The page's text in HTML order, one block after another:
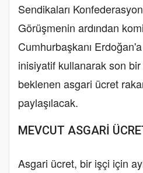
Sendikaları
Görüşmenin ardından
Cumhurbaşkanı
inisiyatif kullanarak son
beklenen asgari ücret
paylaşılacak.
MEVCUT ASGARİ
Asgari ücret, bir işçi için